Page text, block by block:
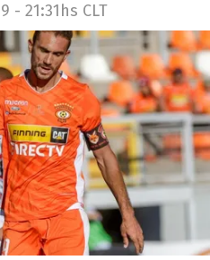
- 21:31hs CLT